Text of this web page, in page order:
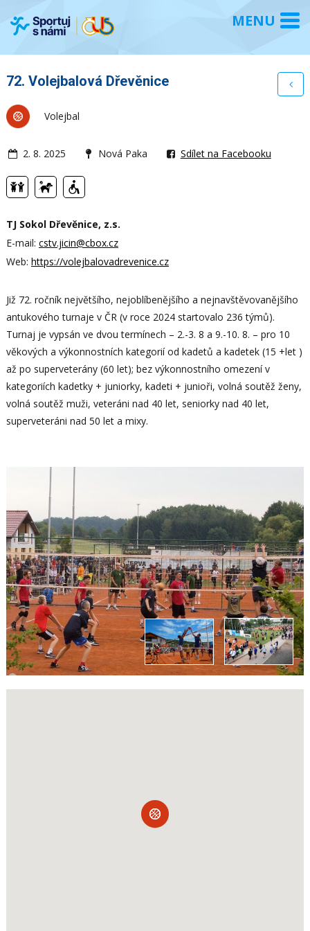
72. Volejbalová Dřevěnice
Volejbal
2. 8. 2025 Nová Paka Sdílet na Facebooku
TJ Sokol Dřevěnice, z.s.
E-mail: cstv.jicin@cbox.cz
Web: https://volejbalovadrevenice.cz
Již 72. ročník největšího, nejoblíbenějšího a nejnavštěvovanějšího
antukového turnaje v ČR (v roce 2024 startovalo 236 týmů).
Turnaj je vypsán ve dvou termínech – 2.-3. 8 a 9.-10. 8. – pro 10
věkových a výkonnostních kategorií od kadetů a kadetek (15 +let )
až po superveterány (60 let); bez výkonnostního omezení v
kategoriích kadetky + juniorky, kadeti + junioři, volná soutěž ženy,
volná soutěž muži, veteráni nad 40 let, seniorky nad 40 let,
superveteráni nad 50 let a mixy.